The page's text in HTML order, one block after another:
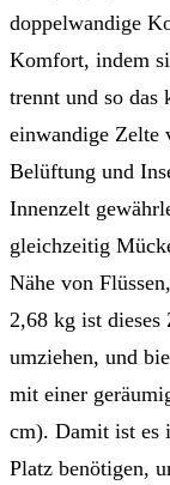
doppelwandige
Komfort, indem
trennt und so das
einwandige Zelte
Belüftung und
Innenzelt
gleichzeitig
Nähe von
2,68 kg ist
umziehen, und
mit einer
cm). Damit ist es
Platz benötigen,